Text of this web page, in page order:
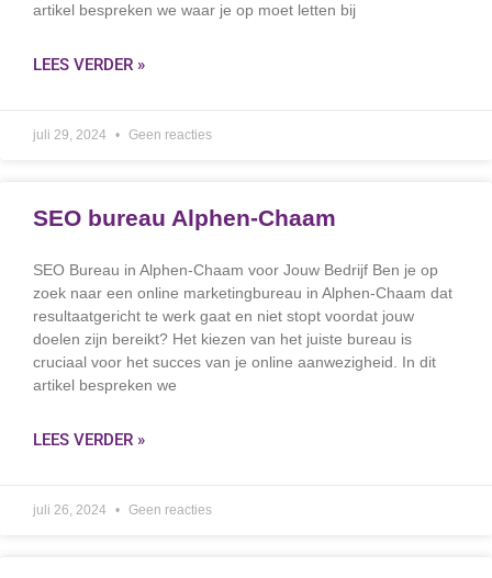
artikel bespreken we waar je op moet letten bij
LEES VERDER »
juli 29, 2024 Geen reacties
SEO bureau Alphen-Chaam
SEO Bureau in Alphen-Chaam voor Jouw Bedrijf Ben je op
zoek naar een online marketingbureau in Alphen-Chaam dat
resultaatgericht te werk gaat en niet stopt voordat jouw
doelen zijn bereikt? Het kiezen van het juiste bureau is
cruciaal voor het succes van je online aanwezigheid. In dit
artikel bespreken we
LEES VERDER »
juli 26, 2024 Geen reacties